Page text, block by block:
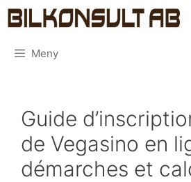
Hoppa
till
Meny
Guide
de Vegasino en
démarches et